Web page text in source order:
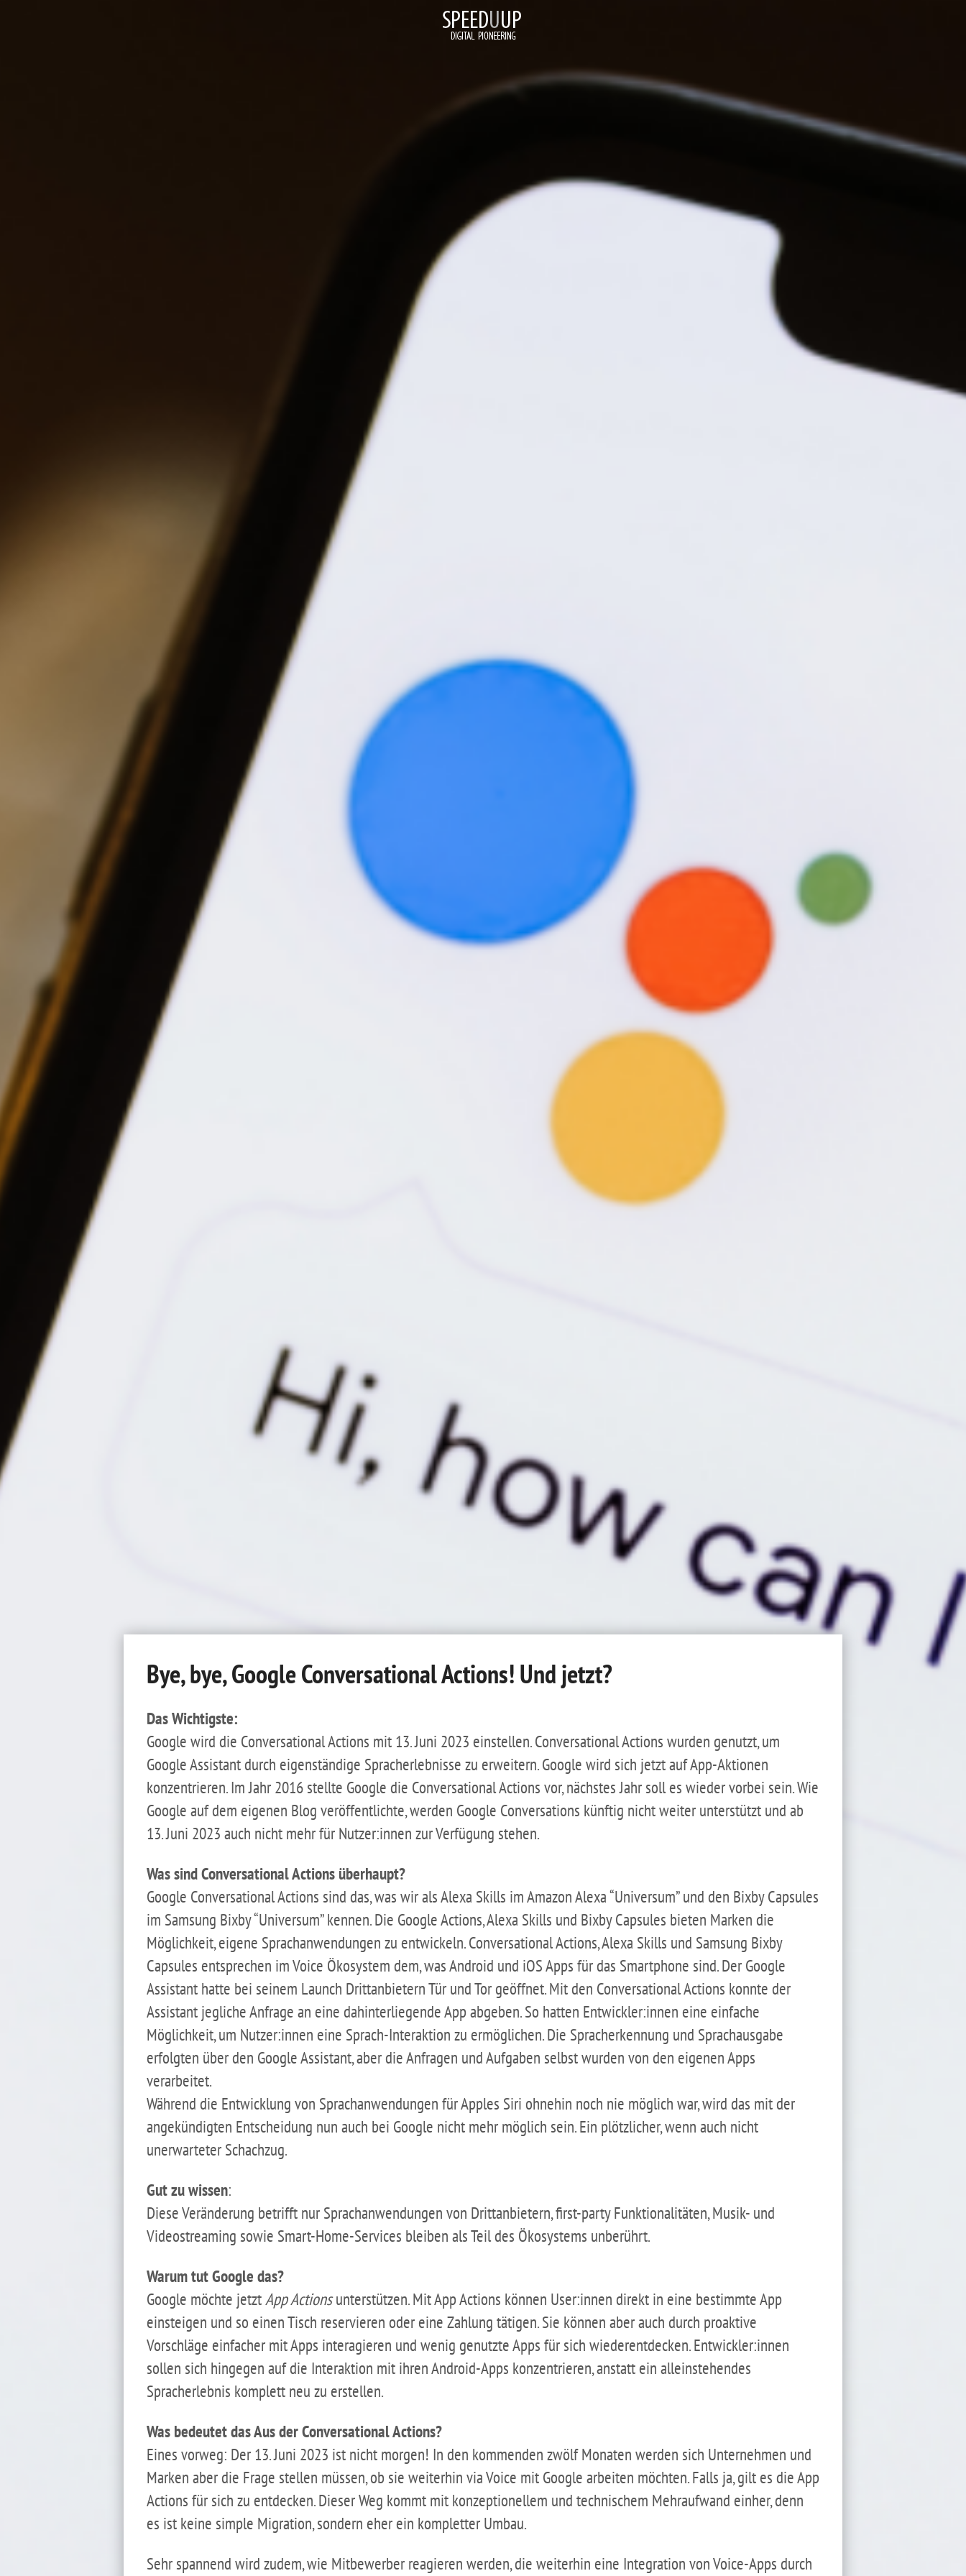
Bye, bye, Google Conversational Actions! Und jetzt?
Das Wichtigste:
Google wird die Conversational Actions mit 13. Juni 2023 einstellen. Conversational Actions wurden genutzt, um
Google Assistant durch eigenständige Spracherlebnisse zu erweitern. Google wird sich jetzt auf App-Aktionen
konzentrieren. Im Jahr 2016 stellte Google die Conversational Actions vor, nächstes Jahr soll es wieder vorbei sein. Wie
Google auf dem eigenen Blog veröffentlichte, werden Google Conversations künftig nicht weiter unterstützt und ab
13. Juni 2023 auch nicht mehr für Nutzer:innen zur Verfügung stehen.
Was sind Conversational Actions überhaupt?
Google Conversational Actions sind das, was wir als Alexa Skills im Amazon Alexa “Universum” und den Bixby Capsules
im Samsung Bixby “Universum” kennen. Die Google Actions, Alexa Skills und Bixby Capsules bieten Marken die
Möglichkeit, eigene Sprachanwendungen zu entwickeln. Conversational Actions, Alexa Skills und Samsung Bixby
Capsules entsprechen im Voice Ökosystem dem, was Android und iOS Apps für das Smartphone sind. Der Google
Assistant hatte bei seinem Launch Drittanbietern Tür und Tor geöffnet. Mit den Conversational Actions konnte der
Assistant jegliche Anfrage an eine dahinterliegende App abgeben. So hatten Entwickler:innen eine einfache
Möglichkeit, um Nutzer:innen eine Sprach-Interaktion zu ermöglichen. Die Spracherkennung und Sprachausgabe
erfolgten über den Google Assistant, aber die Anfragen und Aufgaben selbst wurden von den eigenen Apps
verarbeitet.
Während die Entwicklung von Sprachanwendungen für Apples Siri ohnehin noch nie möglich war, wird das mit der
angekündigten Entscheidung nun auch bei Google nicht mehr möglich sein. Ein plötzlicher, wenn auch nicht
unerwarteter Schachzug.
Gut zu wissen:
Diese Veränderung betrifft nur Sprachanwendungen von Drittanbietern, first-party Funktionalitäten, Musik- und
Videostreaming sowie Smart-Home-Services bleiben als Teil des Ökosystems unberührt.
Warum tut Google das?
Google möchte jetztApp Actionsunterstützen. Mit App Actions können User:innen direkt in eine bestimmte App
einsteigen und so einen Tisch reservieren oder eine Zahlung tätigen. Sie können aber auch durch proaktive
Vorschläge einfacher mit Apps interagieren und wenig genutzte Apps für sich wiederentdecken. Entwickler:innen
sollen sich hingegen auf die Interaktion mit ihren Android-Apps konzentrieren, anstatt ein alleinstehendes
Spracherlebnis komplett neu zu erstellen.
Was bedeutet das Aus der Conversational Actions?
Eines vorweg: Der 13. Juni 2023 ist nicht morgen! In den kommenden zwölf Monaten werden sich Unternehmen und
Marken aber die Frage stellen müssen, ob sie weiterhin via Voice mit Google arbeiten möchten. Falls ja, gilt es die App
Actions für sich zu entdecken. Dieser Weg kommt mit konzeptionellem und technischem Mehraufwand einher, denn
es ist keine simple Migration, sondern eher ein kompletter Umbau.
Sehr spannend wird zudem, wie Mitbewerber reagieren werden, die weiterhin eine Integration von Voice-Apps durch